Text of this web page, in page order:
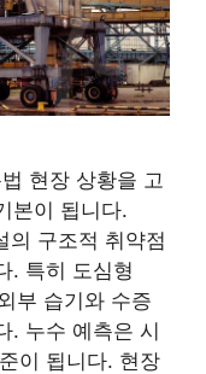
현장 상황을 고
본이 됩니다.
의 구조적 취약점
. 특히 도심형
부 습기와 수증
. 누수 예측은 시
이 됩니다. 현장